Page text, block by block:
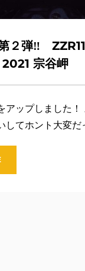
２弾‼
宗谷岬
アップしました
してホント大変だ